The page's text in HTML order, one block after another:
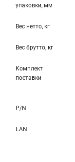
упаковки, мм
Вес нетто, кг
Вес брутто, кг
Комплект
поставки
P/N
EAN